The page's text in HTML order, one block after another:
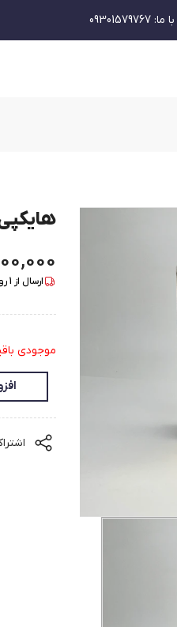
ما:
09301579767
ارسال از 1
موجودی